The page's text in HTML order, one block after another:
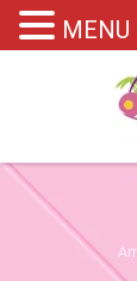
Please assign
MENU